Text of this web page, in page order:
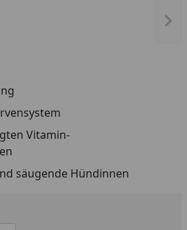
Vitamin-
säugende Hündinnen